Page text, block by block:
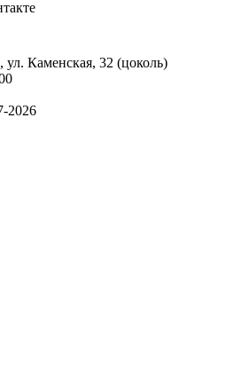
ул. Каменская, 32 (цоколь)
2026